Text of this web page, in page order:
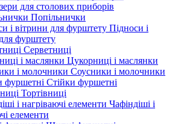
для столових приборів
Попільнички
Підноси і
фурштету
Серветниці
Цукорниці і маслянки
Соусники і молочники
Стійки фуршетні
Тортівниці
Чафіндіші і
елементи